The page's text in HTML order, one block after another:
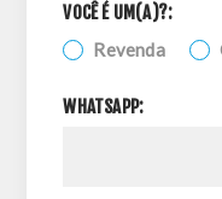
VOCÊ É UM(A)?:
Revenda
WHATSAPP: